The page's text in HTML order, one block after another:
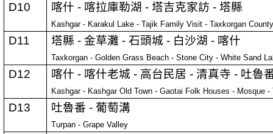
D10 喀什 - 喀拉庫勒湖 -塔吉克家訪 -塔縣
Kashgar - Karakul Lake - Tajik Family Visit - Taxkorgan
D11 塔縣 -金草灘 -石頭城 - 白沙湖 - 喀什
Taxkorgan - Golden Grass Beach - Stone City - White Sand
D12 喀什 - 喀什老城 - 高台民居 -清真寺 - 吐魯
Kashgar - Kashgar Old Town - Gaotai Folk Houses - Mosque
D13 吐魯番 -葡萄溝
Turpan - Grape Valley